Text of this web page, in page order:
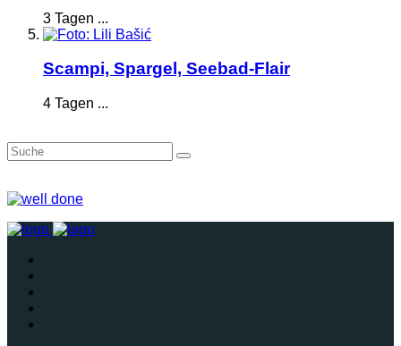
3 Tagen ...
Scampi, Spargel, Seebad-Flair
4 Tagen ...